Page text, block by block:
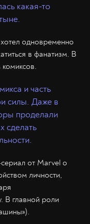
какая-то
одновременно
в фанатизм. В
и часть
силы. Даже в
проделали
сделать
от Marvel о
личности,
В главной роли